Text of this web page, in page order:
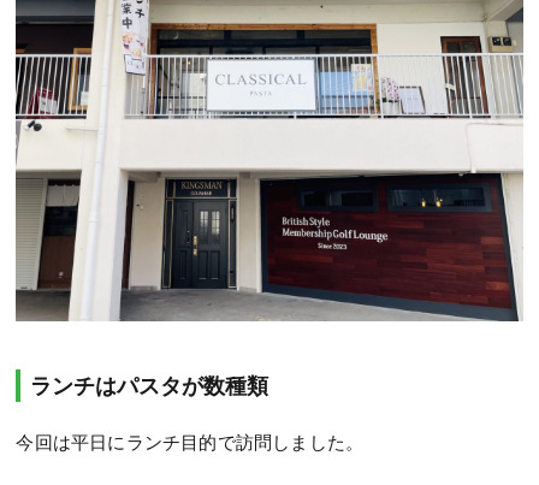
ランチはパスタが数種類
今回は平日にランチ目的で訪問しました。